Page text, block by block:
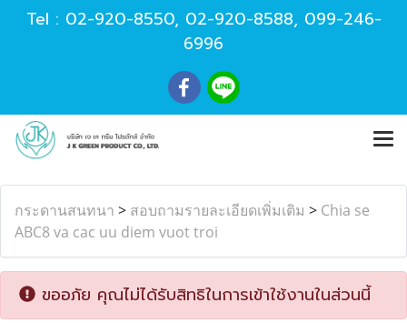
Tel : 02-920-8550, 02-920-8588, 099-246-
6996
กระดานสนทนา > สอบถามรายละเอียดเพิ่มเติม > Chia se
ABC8 va cac uu diem vuot troi
ขออภัย คุณไม่ได้รับสิทธิในการเข้าใช้งานในส่วนนี้